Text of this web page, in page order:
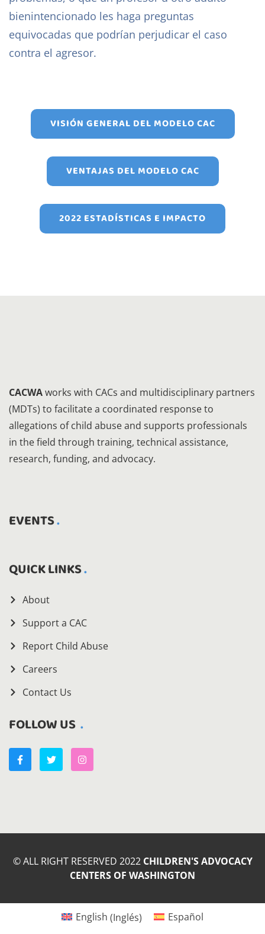
bienintencionado les haga preguntas
equivocadas que podrían perjudicar el caso
contra el agresor.
VISIÓN GENERAL DEL MODELO CAC
VENTAJAS DEL MODELO CAC
2022 ESTADÍSTICAS E IMPACTO
CACWAworks with CACs and multidisciplinary partners
(MDTs) to facilitate a coordinated response to
allegations of child abuse and supports professionals
in the field through training, technical assistance,
research, funding, and advocacy.
EVENTS
QUICK LINKS
About
Support a CAC
Report Child Abuse
Careers
Contact Us
FOLLOW US
© ALL RIGHT RESERVED 2022 CHILDREN'S ADVOCACY
CENTERS OF WASHINGTON
English (Inglés) Español